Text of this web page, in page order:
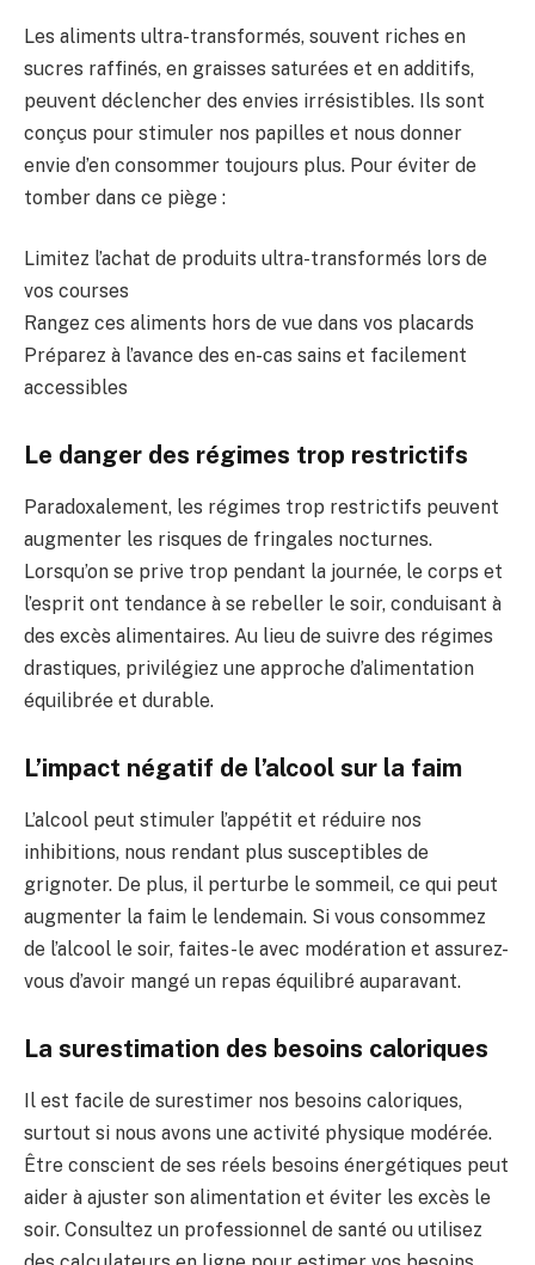
Les aliments ultra-transformés, souvent riches en
sucres raffinés, en graisses saturées et en additifs,
peuvent déclencher des envies irrésistibles. Ils sont
conçus pour stimuler nos papilles et nous donner
envie d’en consommer toujours plus. Pour éviter de
tomber dans ce piège :
Limitez l’achat de produits ultra-transformés lors de
vos courses
Rangez ces aliments hors de vue dans vos placards
Préparez à l’avance des en-cas sains et facilement
accessibles
Le danger des régimes trop restrictifs
Paradoxalement, les régimes trop restrictifs peuvent
augmenter les risques de fringales nocturnes.
Lorsqu’on se prive trop pendant la journée, le corps et
l’esprit ont tendance à se rebeller le soir, conduisant à
des excès alimentaires. Au lieu de suivre des régimes
drastiques, privilégiez une approche d’alimentation
équilibrée et durable.
L’impact négatif de l’alcool sur la faim
L’alcool peut stimuler l’appétit et réduire nos
inhibitions, nous rendant plus susceptibles de
grignoter. De plus, il perturbe le sommeil, ce qui peut
augmenter la faim le lendemain. Si vous consommez
de l’alcool le soir, faites-le avec modération et assurez-
vous d’avoir mangé un repas équilibré auparavant.
La surestimation des besoins caloriques
Il est facile de surestimer nos besoins caloriques,
surtout si nous avons une activité physique modérée.
Être conscient de ses réels besoins énergétiques peut
aider à ajuster son alimentation et éviter les excès le
soir. Consultez un professionnel de santé ou utilisez